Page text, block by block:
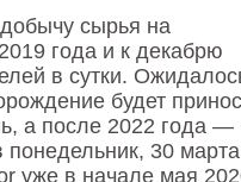
сырья на
года и к декабрю
в сутки.
будет
а после 2022 года —
30
уже в начале мая